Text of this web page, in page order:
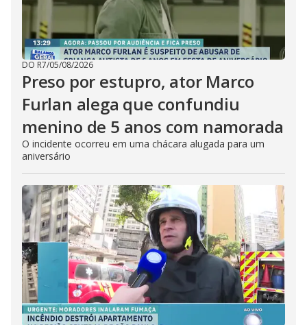
DO R7/05/08/2026
Preso por estupro, ator Marco
Furlan alega que confundiu
menino de 5 anos com namorada
O incidente ocorreu em uma chácara alugada para um
aniversário